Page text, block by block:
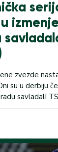
zvezde
su u derbiju
savladalI
Od 1:45 iza
sentral, a
ne znaju...